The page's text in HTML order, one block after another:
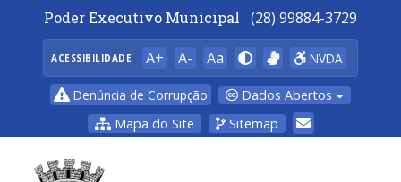
Poder Executivo Municipal (28) 99884-3729
ACESSIBILIDADE A+ A- Aa NVDA
Denúncia de Corrupção
Dados Abertos
Mapa do Site
Sitemap